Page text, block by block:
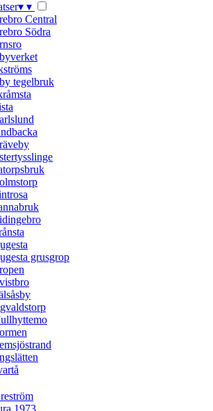
▾ ▾
Central
Södra
tegelbruk
grusgrop
1973